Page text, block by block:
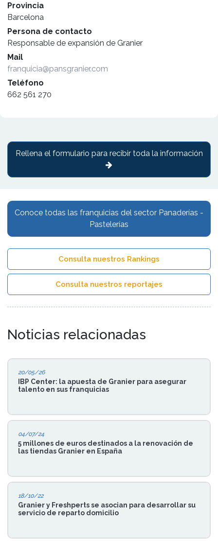
Provincia
Barcelona
Persona de contacto
Responsable de expansión de Granier
Mail
franquicia@pansgranier.com
Teléfono
662 561 270
Conoce todas las franquicias del sector Panaderías -
Pastelerías
Consulta nuestros Rankings
Consulta nuestros reportajes
Noticias relacionadas
20/05/26
IBP Center: la apuesta de Granier para asegurar
talento en sus franquicias
04/07/24
5 millones de euros destinados a la renovación de
las tiendas Granier en España
18/10/22
Granier y Freshperts se asocian para desarrollar su
servicio de reparto domicilio